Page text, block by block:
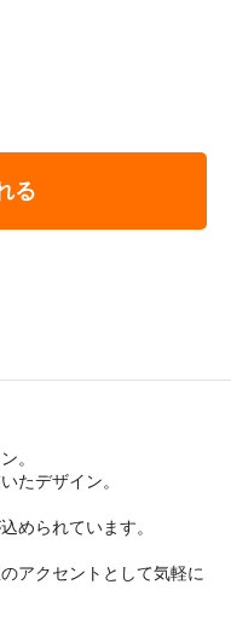
る
。
たデザイン。
められています。
アクセントとして気軽に